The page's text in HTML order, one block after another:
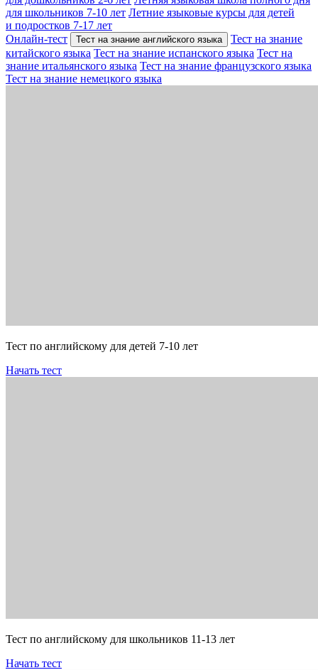
для школьников 7-10 лет Летние языковые курсы для детей
и подростков 7-17 лет
Онлайн-тест
Тест на знание английского языка
Тест на знание
китайского языка Тест на знание испанского языка Тест на
знание итальянского языка Тест на знание французского языка
Тест на знание немецкого языка
Тест по английскому для детей 7-10 лет
Начать тест
Тест по английскому для школьников 11-13 лет
Начать тест